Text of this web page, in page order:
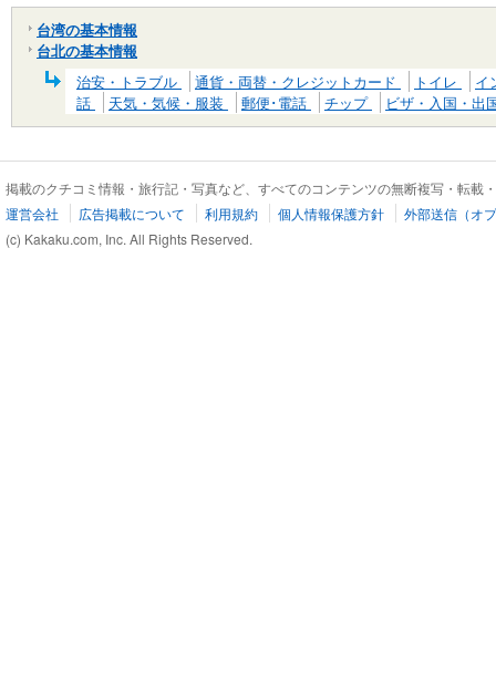
台湾の基本情報
台北の基本情報
治安・トラブル
通貨・両替・クレジットカード トイレ
イ
話
天気・気候・服装 郵便･電話 チップ ビザ・入国・出
掲載のクチコミ情報・旅行記・写真など、すべてのコンテンツの無断複写・転載
運営会社
広告掲載について 利用規約 個人情報保護方針
外部送信（オ
(c) Kakaku.com, Inc. All Rights Reserved.